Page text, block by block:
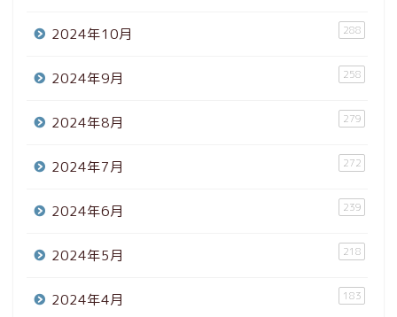
2024年10月 288
2024年9月 258
2024年8月 279
2024年7月 272
2024年6月 239
2024年5月 218
2024年4月 183